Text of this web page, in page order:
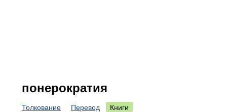
понерократия
Толкование Перевод
Книги